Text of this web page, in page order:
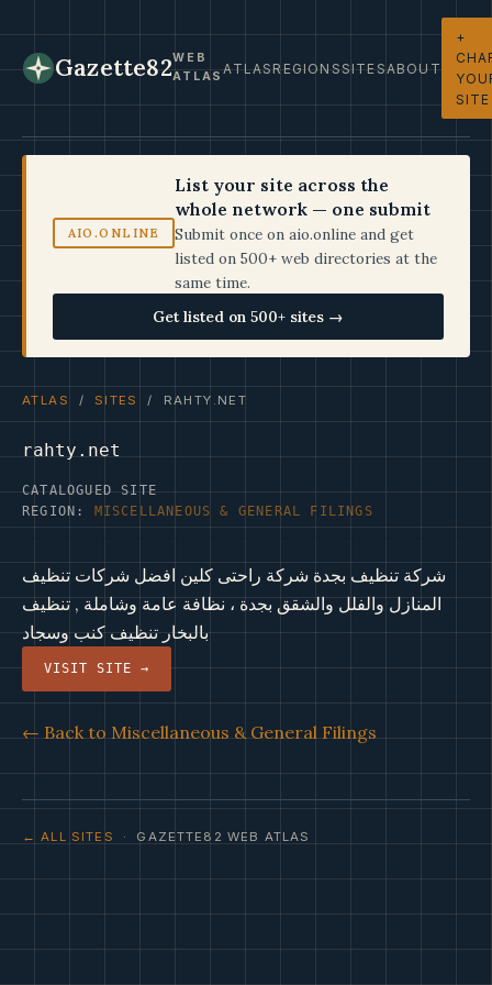
Gazette82WEB
ATLASATLASREGIONSSITESABOUT
+
SITE
AIO.ONLINE
List your site across the
whole network — one submit
Submit once on aio.online and get
listed on 500+ web directories at the
same time.
Get listed on 500+ sites →
ATLAS / SITES / RAHTY.NET
rahty.net
CATALOGUED SITE
REGION: MISCELLANEOUS & GENERAL FILINGS
شركة تنظيف بجدة شركة راحتى كلين افضل شركات تنظيف
المنازل والفلل والشقق بجدة ، نظافة عامة وشاملة , تنظيف
بالبخار تنظيف كنب وسجاد
VISIT SITE →
← Back to Miscellaneous & General Filings
← ALL SITES · GAZETTE82 WEB ATLAS